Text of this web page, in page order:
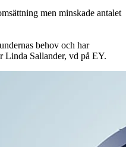
men minskade antalet
behov och har
Linda Sallander, vd på EY.